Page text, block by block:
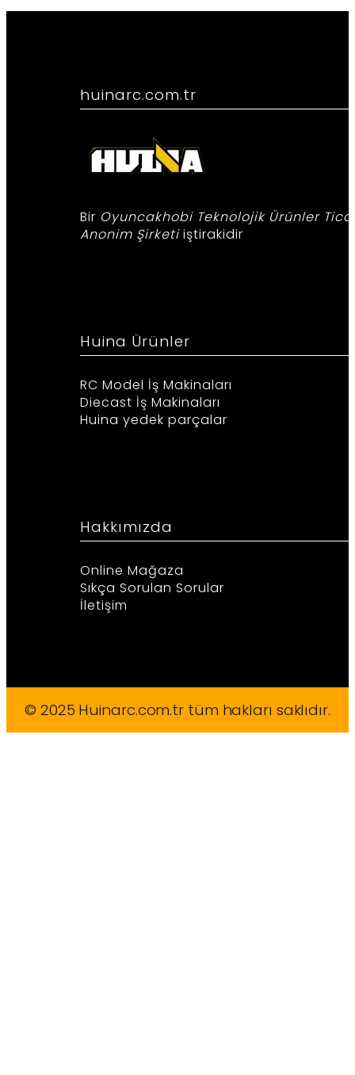
huinarc.com.tr
Bir Oyuncakhobi Teknolojik Ürünler
Anonim Şirketiiştirakidir
Huina Ürünler
RC Model İş Makinaları
Diecast İş Makinaları
Huina yedek parçalar
Hakkımızda
Online Mağaza
Sıkça Sorulan Sorular
İletişim
© 2025 Huinarc.com.tr tüm hakları saklıdır.